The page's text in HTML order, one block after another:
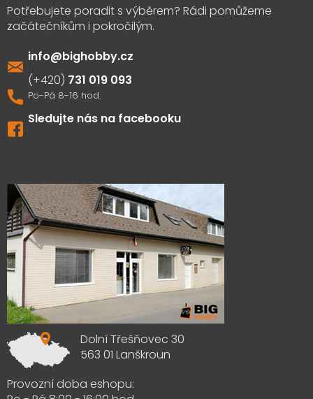
info@bighobby.cz
731 019 093
Sledujte nás na facebooku
Dolní Třešňovec 30
563 01 Lanškroun
Provozní doba eshopu: